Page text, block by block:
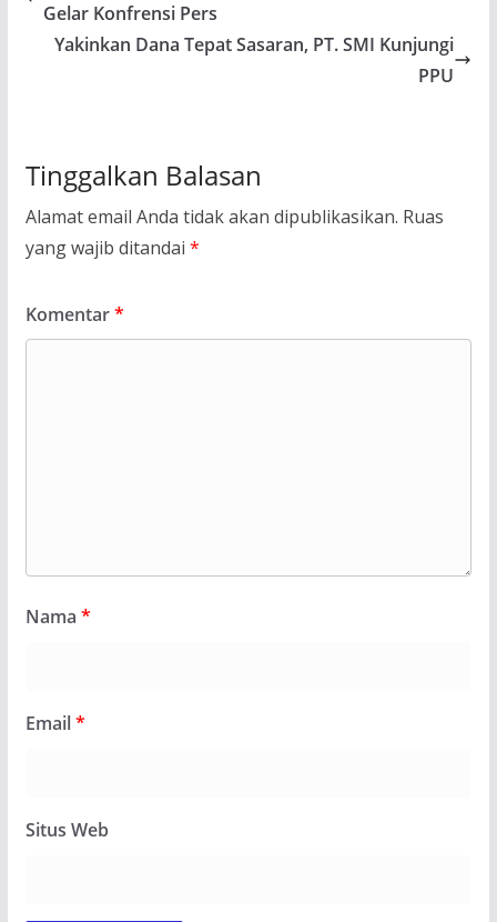
Gelar Konfrensi Pers
Yakinkan Dana Tepat Sasaran, PT. SMI Kunjungi
PPU
Tinggalkan Balasan
Alamat email Anda tidak akan dipublikasikan. Ruas
yang wajib ditandai *
Komentar*
Nama *
Email*
Situs Web